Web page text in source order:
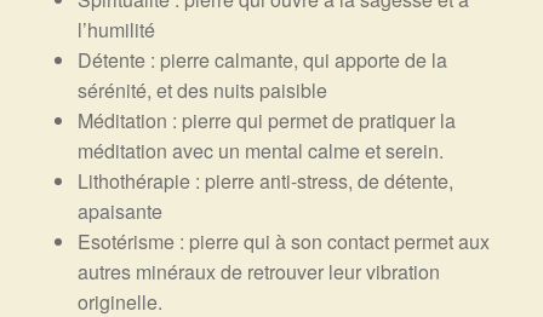
l’humilité
Détente : pierre calmante, qui apporte de la
sérénité, et des nuits paisible
Méditation : pierre qui permet de pratiquer la
méditation avec un mental calme et serein.
Lithothérapie : pierre anti-stress, de détente,
apaisante
Esotérisme : pierre qui à son contact permet aux
autres minéraux de retrouver leur vibration
originelle.